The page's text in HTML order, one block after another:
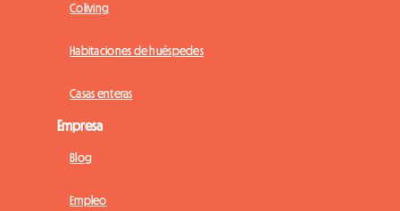
Coliving
Habitaciones de huéspedes
Casas enteras
Empresa
Blog
Empleo